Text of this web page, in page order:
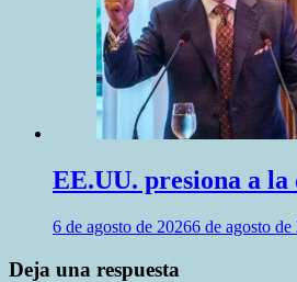
EE.UU. presiona a
6 de agosto de 20266 de agosto de
Deja una respuesta